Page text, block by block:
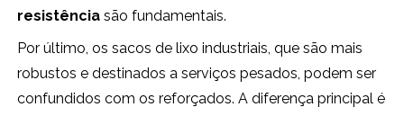
resistência são fundamentais.
Por último, os sacos de lixo industriais, que são mais
robustos e destinados a serviços pesados, podem ser
confundidos com os reforçados. A diferença principal é